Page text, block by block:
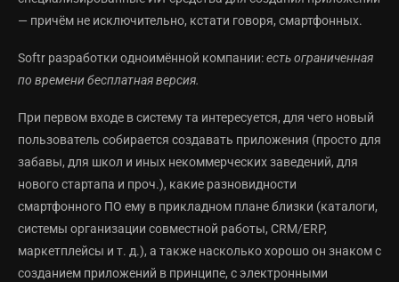
— причём не исключительно, кстати говоря, смартфонных.
Softr разработки одноимённой компании:есть ограниченная
по времени бесплатная версия.
При первом входе в систему та интересуется, для чего новый
пользователь собирается создавать приложения (просто для
забавы, для школ и иных некоммерческих заведений, для
нового стартапа и проч.), какие разновидности
смартфонного ПО ему в прикладном плане близки (каталоги,
системы организации совместной работы, CRM/ERP,
маркетплейсы и т. д.), а также насколько хорошо он знаком с
созданием приложений в принципе, с электронными